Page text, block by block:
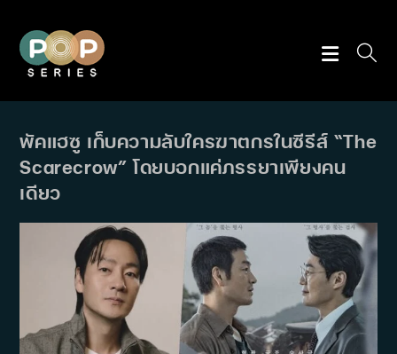
content
พัคแฮซู เก็บความลับใครฆาตกรในซีรีส์ “The
Scarecrow” โดยบอกแค่ภรรยาเพียงคน
เดียว